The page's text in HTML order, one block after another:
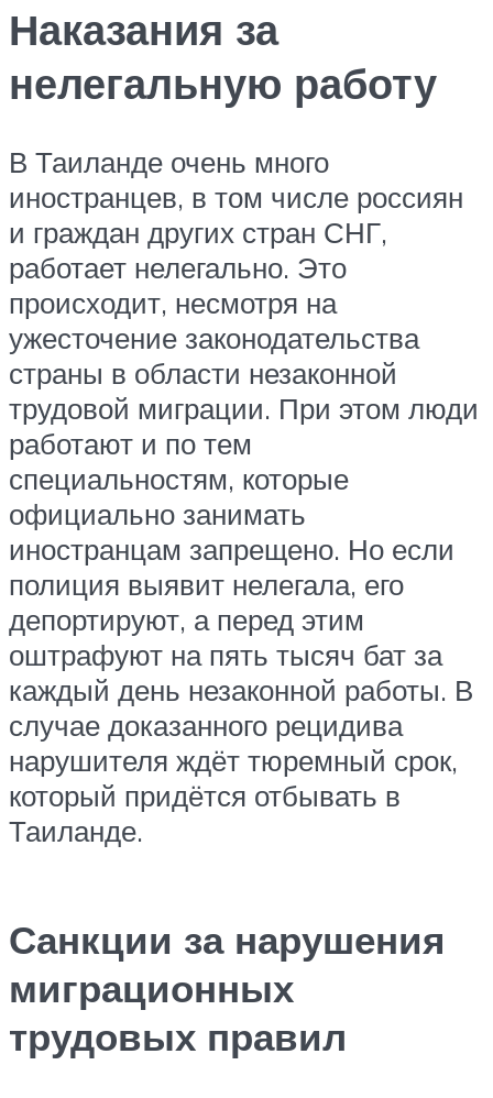
Наказания за
нелегальную работу
В Таиланде очень много
иностранцев, в том числе россиян
и граждан других стран СНГ,
работает нелегально. Это
происходит, несмотря на
ужесточение законодательства
страны в области незаконной
трудовой миграции. При этом люди
работают и по тем
специальностям, которые
официально занимать
иностранцам запрещено. Но если
полиция выявит нелегала, его
депортируют, а перед этим
оштрафуют на пять тысяч бат за
каждый день незаконной работы. В
случае доказанного рецидива
нарушителя ждёт тюремный срок,
который придётся отбывать в
Таиланде.
Санкции за нарушения
миграционных
трудовых правил